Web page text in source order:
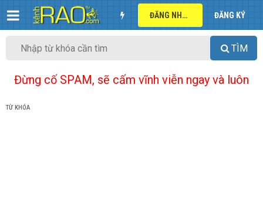
ĐĂNG NHẬP ĐĂNG KÝ
TÌM
Đừng cố SPAM, sẽ cấm vĩnh viễn ngay và luôn
TỪ KHÓA